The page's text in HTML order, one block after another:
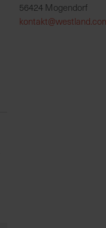
56424 Mogendorf